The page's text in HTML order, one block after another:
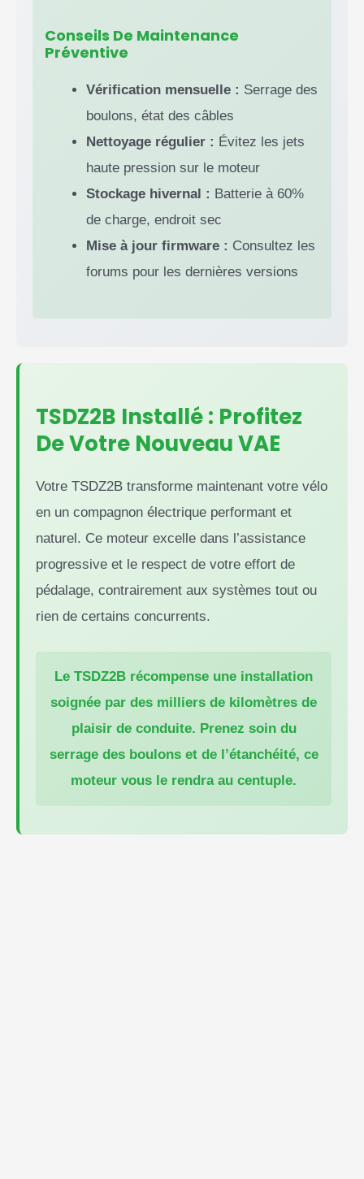
Conseils De Maintenance
Préventive
Vérification mensuelle : Serrage des
boulons, état des câbles
Nettoyage régulier : Évitez les jets
haute pression sur le moteur
Stockage hivernal : Batterie à 60%
de charge, endroit sec
Mise à jour firmware : Consultez les
forums pour les dernières versions
TSDZ2B Installé : Profitez
De Votre Nouveau VAE
Votre TSDZ2B transforme maintenant votre vélo
en un compagnon électrique performant et
naturel. Ce moteur excelle dans l’assistance
progressive et le respect de votre effort de
pédalage, contrairement aux systèmes tout ou
rien de certains concurrents.
Le TSDZ2B récompense une installation
soignée par des milliers de kilomètres de
plaisir de conduite. Prenez soin du
serrage des boulons et de l’étanchéité, ce
moteur vous le rendra au centuple.